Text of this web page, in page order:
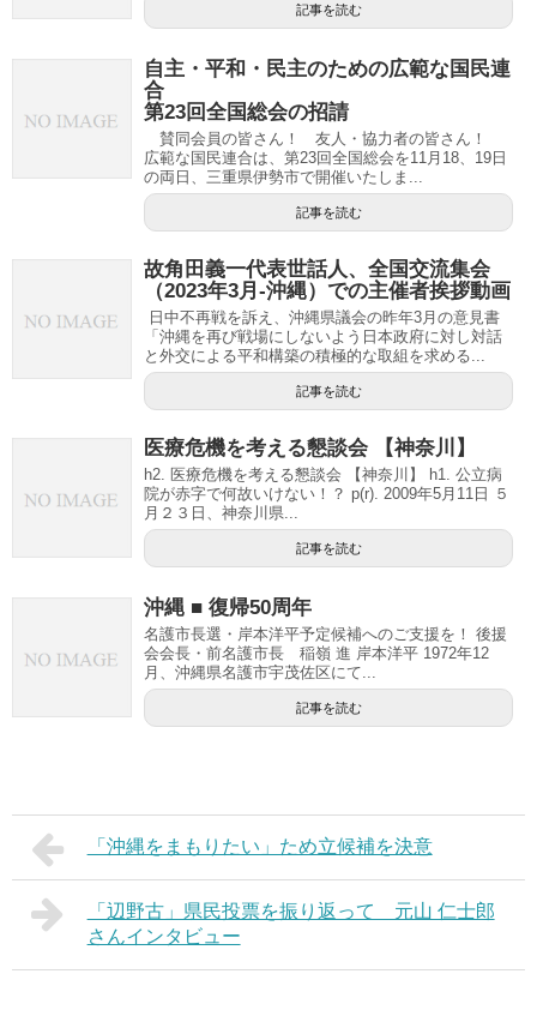
記事を読む
自主・平和・民主のための広範な国民連
合
第23回全国総会の招請
賛同会員の皆さん！ 友人・協力者の皆さん！
広範な国民連合は、第23回全国総会を11月18、19日
の両日、三重県伊勢市で開催いたしま...
記事を読む
故角田義一代表世話人、全国交流集会
（2023年3月-沖縄）での主催者挨拶動画
日中不再戦を訴え、沖縄県議会の昨年3月の意見書
「沖縄を再び戦場にしないよう日本政府に対し対話
と外交による平和構築の積極的な取組を求める...
記事を読む
医療危機を考える懇談会 【神奈川】
h2. 医療危機を考える懇談会 【神奈川】 h1. 公立病
院が赤字で何故いけない！？ p(r). 2009年5月11日 ５
月２３日、神奈川県...
記事を読む
沖縄 ■ 復帰50周年
名護市長選・岸本洋平予定候補へのご支援を！ 後援
会会長・前名護市長 稲嶺 進 岸本洋平 1972年12
月、沖縄県名護市宇茂佐区にて...
記事を読む
「沖縄をまもりたい」ため立候補を決意
「辺野古」県民投票を振り返って 元山 仁士郎
さんインタビュー